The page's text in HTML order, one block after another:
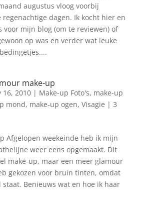
augustus vloog voorbij
regenachtige dagen. Ik kocht hier en
voor mijn blog (om te reviewen) of
op was en verder wat leuke
make-up
16, 2010| Make-up Foto's, make-up
mond, make-up ogen, Visagie | 3
Afgelopen weekeinde heb ik mijn
weer eens opgemaakt. Dit
make-up, maar een meer glamour
gekozen voor bruin tinten, omdat
Benieuws wat en hoe ik haar